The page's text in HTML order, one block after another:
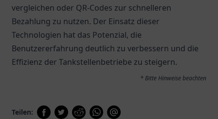
vergleichen oder QR-Codes zur schnelleren
Bezahlung zu nutzen. Der Einsatz dieser
Technologien hat das Potenzial, die
Benutzererfahrung deutlich zu verbessern und die
Effizienz der Tankstellenbetriebe zu steigern.
* Bitte Hinweise beachten
Teilen: